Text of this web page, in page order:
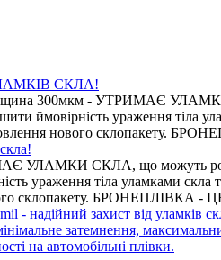
СКЛА!
300мкм - УТРИМАЄ УЛАМКИ
ймовірність ураження тіла
нового
СКЛА, що можуть
ураження тіла уламками
склопакету.
- надійний захист від уламків
затемнення,
на автомобільні плівки.